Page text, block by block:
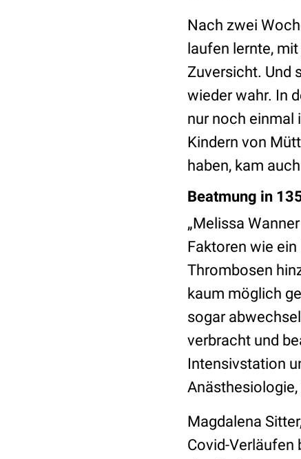
Nach zwei
laufen lernte,
Zuversicht. Und
wieder wahr. In
nur noch einmal
Kindern von
haben, kam
Beatmung in
„Melissa
Faktoren wie
Thrombosen
kaum möglich
sogar
verbracht und
Intensivstation
Magdalena
Covid-Verläufen